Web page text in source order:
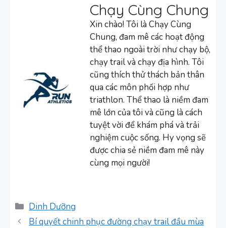
Chạy Cùng Chung
Xin chào! Tôi là Chạy Cùng
Chung, đam mê các hoạt động
thể thao ngoài trời như chạy bộ,
chạy trail và chạy địa hình. Tôi
cũng thích thử thách bản thân
qua các môn phối hợp như
triathlon. Thể thao là niềm đam
mê lớn của tôi và cũng là cách
tuyệt vời để khám phá và trải
nghiệm cuộc sống. Hy vọng sẽ
được chia sẻ niềm đam mê này
cùng mọi người!
Danh
mục
Dinh Dưỡng
Bí quyết chinh phục đường chạy trail đầu mùa